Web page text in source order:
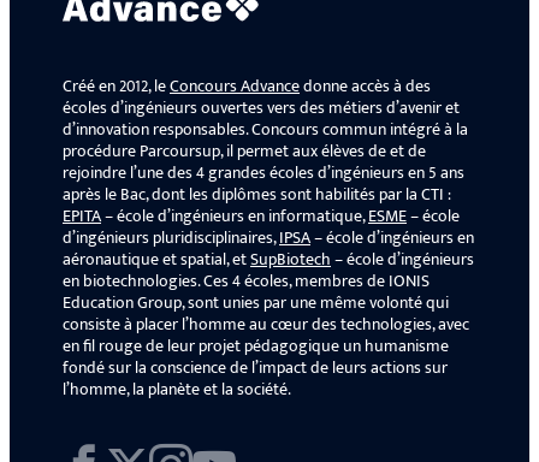
Créé en 2012, leConcours Advancedonne accès à des
écoles d’ingénieurs ouvertes vers des métiers d’avenir et
d’innovation responsables. Concours commun intégré à la
procédure Parcoursup, il permet aux élèves de et de
rejoindre l’une des 4 grandes écoles d’ingénieurs en 5 ans
après le Bac, dont les diplômes sont habilités par la CTI :
EPITA– école d’ingénieurs en informatique,ESME– école
d’ingénieurs pluridisciplinaires,IPSA– école d’ingénieurs en
aéronautique et spatial, etSupBiotech– école d’ingénieurs
en biotechnologies. Ces 4 écoles, membres de IONIS
Education Group, sont unies par une même volonté qui
consiste à placer l’homme au cœur des technologies, avec
en fil rouge de leur projet pédagogique un humanisme
fondé sur la conscience de l’impact de leurs actions sur
l’homme, la planète et la société.